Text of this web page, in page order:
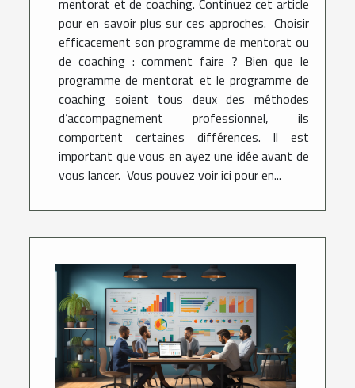
pour en savoir plus sur ces approches. Choisir
efficacement son programme de mentorat ou
de coaching : comment faire ? Bien que le
programme de mentorat et le programme de
coaching soient tous deux des méthodes
d’accompagnement professionnel, ils
comportent certaines différences. Il est
important que vous en ayez une idée avant de
vous lancer. Vous pouvez voir ici pour en...